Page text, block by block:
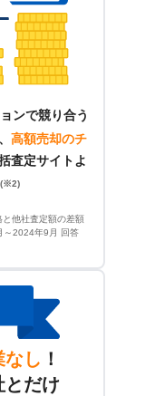
ンで競り合う
高額売却のチ
査定サイトよ
(※2)
他社査定額の差額
～2024年9月 回答
なし ！
とだけ